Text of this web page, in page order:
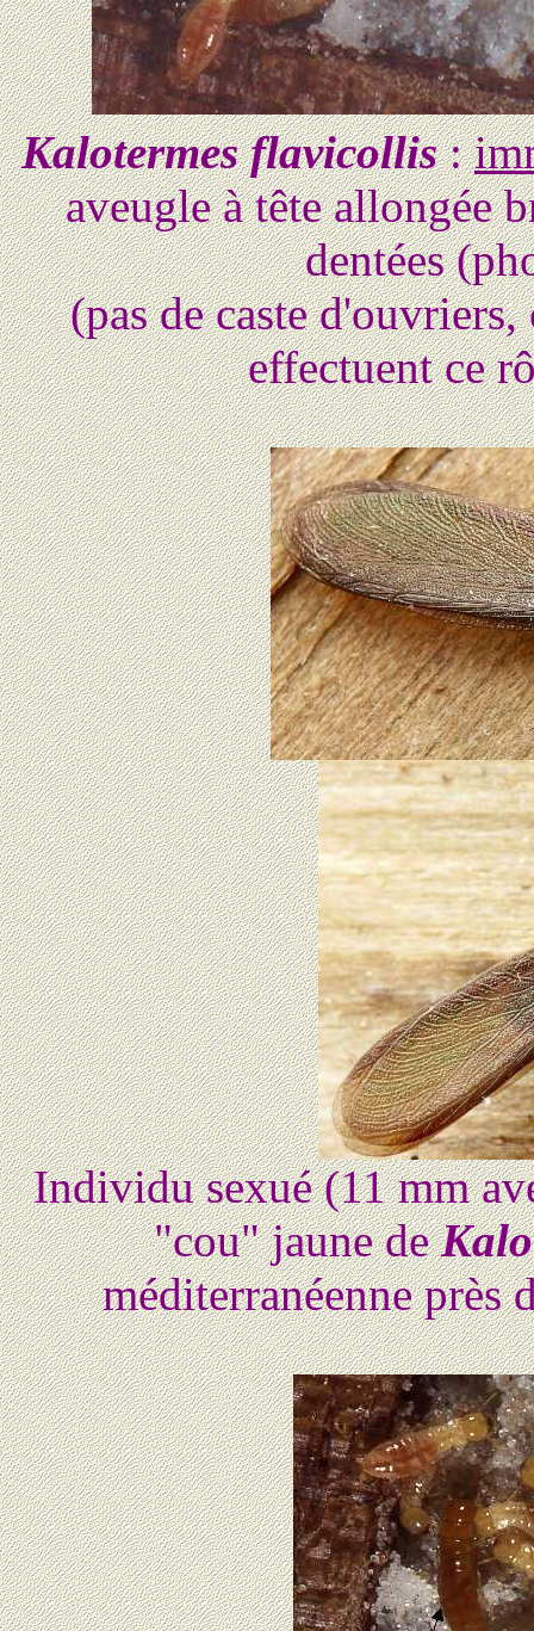
Kalotermes flavicollis:
aveugle à tête allongée
dentées
(pas de caste
effectuent ce
Individu sexué (11 mm
"cou" jaune de
méditerranéenne près